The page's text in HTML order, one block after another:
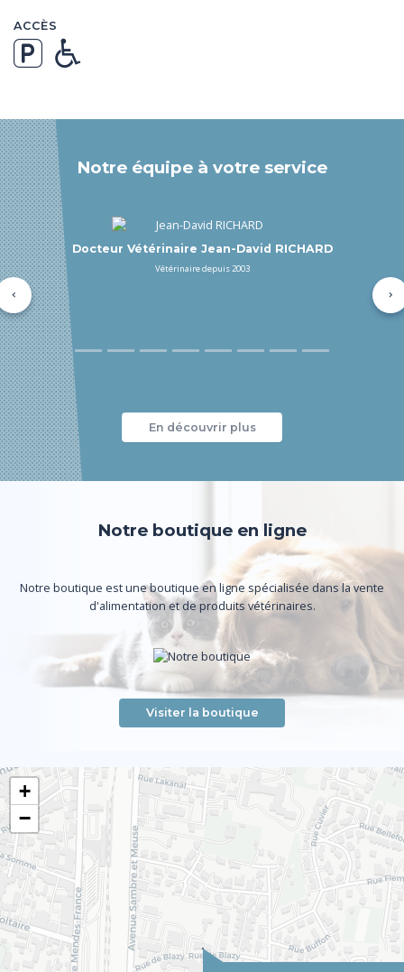
ACCÈS
Notre équipe à votre service
Asv Caroline KRAUT
Asv depuis 2022
Précédent
En découvrir plus
Notre boutique en ligne
Notre boutique est une boutique en ligne spécialisée dans la vente
d'alimentation et de produits vétérinaires.
Visiter la boutique
+
−